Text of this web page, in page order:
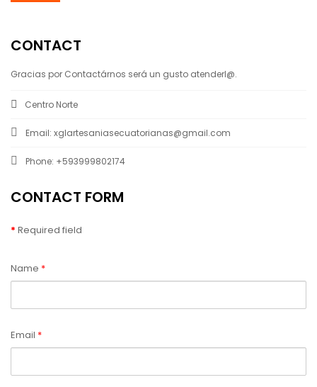
CONTACT
Gracias por Contactárnos será un gusto atenderl@.
Centro Norte
Email: xglartesaniasecuatorianas@gmail.com
Phone: +593999802174
CONTACT FORM
* Required field
Name *
Email *